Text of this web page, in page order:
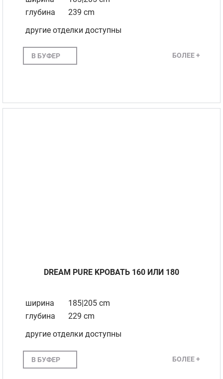
глубина
239 cm
другие отделки доступны
В БУФЕР БОЛЕЕ +
DREAM PURE KРОВАТЬ 160 ИЛИ 180
ширина
185|205 cm
глубина
229 cm
другие отделки доступны
В БУФЕР БОЛЕЕ +